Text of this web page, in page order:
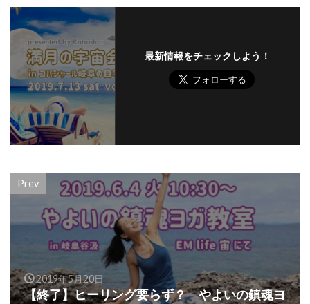
最新情報をチェックしよう！
Prev
2019年5月20日
【終了】ヒーリング要らず？ やよいの鎮魂ヨ